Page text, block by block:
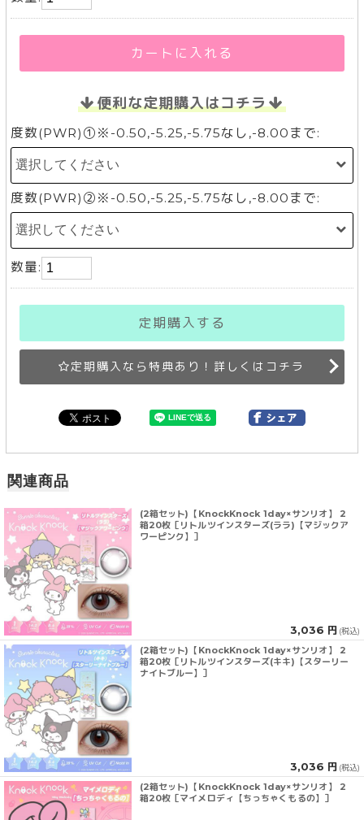
カートに入れる
便利な定期購入はコチラ
度数(PWR)①※-0.50,-5.25,-5.75なし,-8.00まで:
度数(PWR)②※-0.50,-5.25,-5.75なし,-8.00まで:
数量:
定期購入する
定期購入なら特典あり！詳しくはコチラ
関連商品
(2箱セット)【KnockKnock 1day×サンリオ】 2
箱20枚［リトルツインスターズ(ララ)【マジックア
ワーピンク】］
3,036 円 (税込)
(2箱セット)【KnockKnock 1day×サンリオ】 2
箱20枚［リトルツインスターズ(キキ)【スターリー
ナイトブルー】］
3,036 円 (税込)
(2箱セット)【KnockKnock 1day×サンリオ】 2
箱20枚［マイメロディ【ちっちゃくもるの】］